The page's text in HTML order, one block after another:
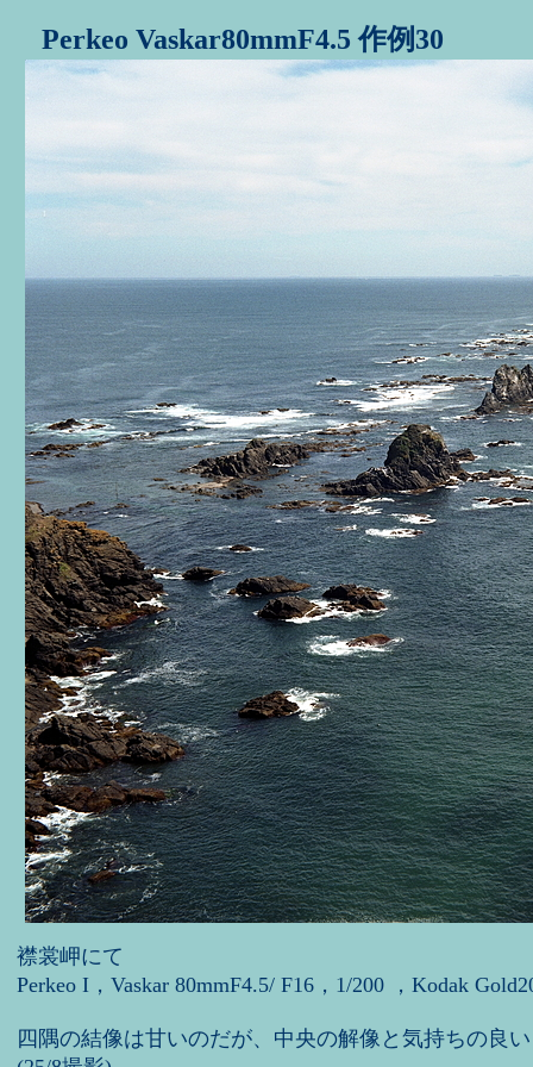
Perkeo Vaskar80mmF4.5 作例30
襟裳岬にて
Perkeo I，Vaskar 80mmF4.5/ F16，1/200 ，Kodak
四隅の結像は甘いのだが、中央の解像と気持ちの良